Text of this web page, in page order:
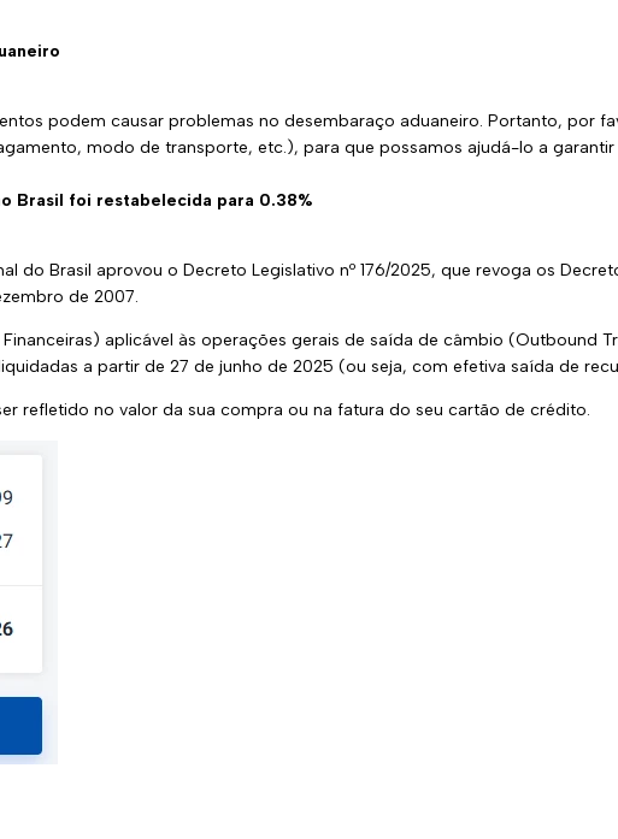
podem causar problemas no desembaraço aduaneiro. Portanto, por
modo de transporte, etc.), para que possamos ajudá-lo a
Brasil foi restabelecida para 0.38%
do Brasil aprovou o Decreto Legislativo nº 176/2025, que revoga os
de 2007.
aplicável às operações gerais de saída de câmbio (Outbound
a partir de 27 de junho de 2025 (ou seja, com efetiva saída de
refletido no valor da sua compra ou na fatura do seu cartão de crédito.